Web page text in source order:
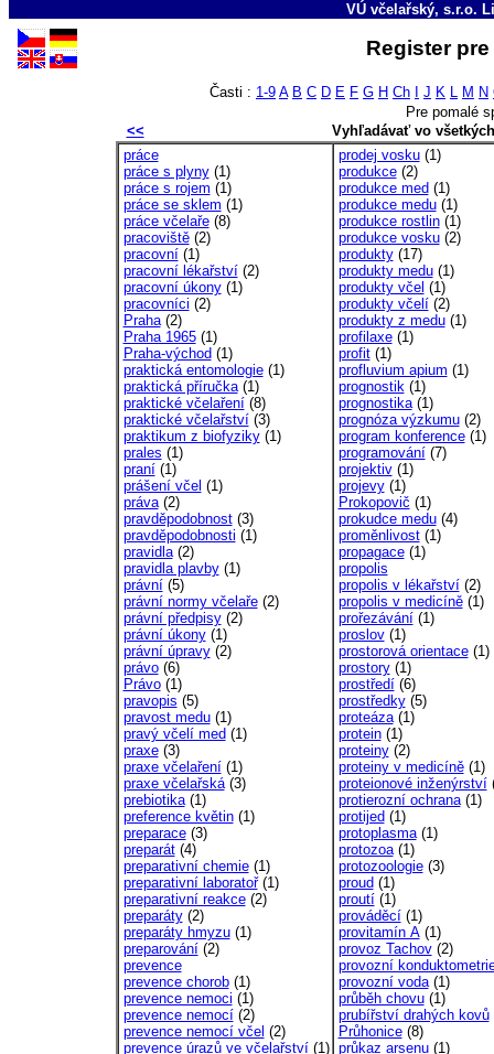
VÚ včelařský, s.r.o.
Register
Časti : 1-9 A B C D E F G H Ch J K L M N
Pre pomalé
<<
Vyhľadávať vo
práce
práce s plyny(1)
práce s rojem (1)
práce se sklem (1)
práce včelaře(8)
pracoviště(2)
pracovní(1)
pracovní lékařství(2)
pracovní úkony(1)
pracovníci (2)
Praha(2)
Praha 1965(1)
Praha-východ (1)
praktická entomologie(1)
praktická příručka(1)
praktické včelaření(8)
praktické včelařství(3)
praktikum z biofyziky(1)
prales (1)
praní(1)
prášení včel (1)
práva(2)
pravděpodobnost(3)
pravděpodobnosti (1)
pravidla(2)
pravidla plavby(1)
právní(5)
právní normy včelaře(2)
právní předpisy(2)
právní úkony(1)
právní úpravy(2)
právo(6)
Právo(1)
pravopis (5)
pravost medu(1)
pravý včelí med (1)
praxe(3)
praxe včelaření(1)
praxe včelařská(3)
prebiotika(1)
preference květin(1)
preparace(3)
preparát(4)
preparativní chemie(1)
preparativní laboratoř(1)
preparativní reakce(2)
preparáty(2)
preparáty hmyzu(1)
preparování(2)
prevence
prevence chorob(1)
prevence nemoci (1)
prevence nemocí(2)
prevence nemocí včel (2)
prevence úrazů ve včelařství(1)
prodej vosku(1)
produkce(2)
produkce med (1)
produkce medu(1)
produkce rostlin(1)
produkce vosku(2)
produkty(17)
produkty medu(1)
produkty včel (1)
produkty včelí(2)
produkty z medu(1)
profilaxe(1)
profit(1)
profluvium apium (1)
prognostik(1)
prognostika(1)
prognóza výzkumu(2)
program konference(1)
programování(7)
projektiv(1)
projevy(1)
Prokopovič (1)
prokudce medu(4)
proměnlivost(1)
propagace(1)
propolis
propolis v lékařství(2)
propolis v medicíně(1)
prořezávání(1)
proslov(1)
prostorová orientace(1)
prostory(1)
prostředí(6)
prostředky(5)
proteáza(1)
protein(1)
proteiny(2)
proteiny v medicíně(1)
proteionové inženýrství
protierozní ochrana(1)
protijed (1)
protoplasma(1)
protozoa(1)
protozoologie(3)
proud (1)
proutí(1)
prováděcí(1)
provitamín A(1)
provoz Tachov(2)
provozní
provozní voda(1)
průběh chovu(1)
prubířství drahých kovů
Průhonice(8)
průkaz arsenu(1)